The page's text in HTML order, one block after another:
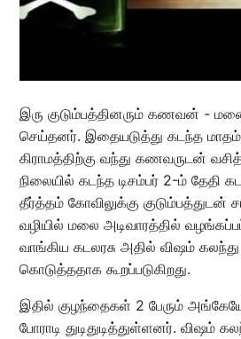
இரு குடும்பத்தினரும் கணவன் -
செய்தனர். இதையடுத்து கடந்த
கிராமத்திற்கு வந்து கணவருடன்
நிலையில் கடந்த டிசம்பர் 2-ம் தேதி
தீர்த்தம் கோவிலுக்கு குடும்பத்துடன்
வழியில் மலை அடிவாரத்தில்
வாங்கிய கடலரசு அதில் விஷம்
கொடுத்ததாக கூறப்படுகிறது.
இதில் குழந்தைகள் 2 பேரும் அங்கேயே
போராடி துடிதுடித்துள்ளனர். விஷம்